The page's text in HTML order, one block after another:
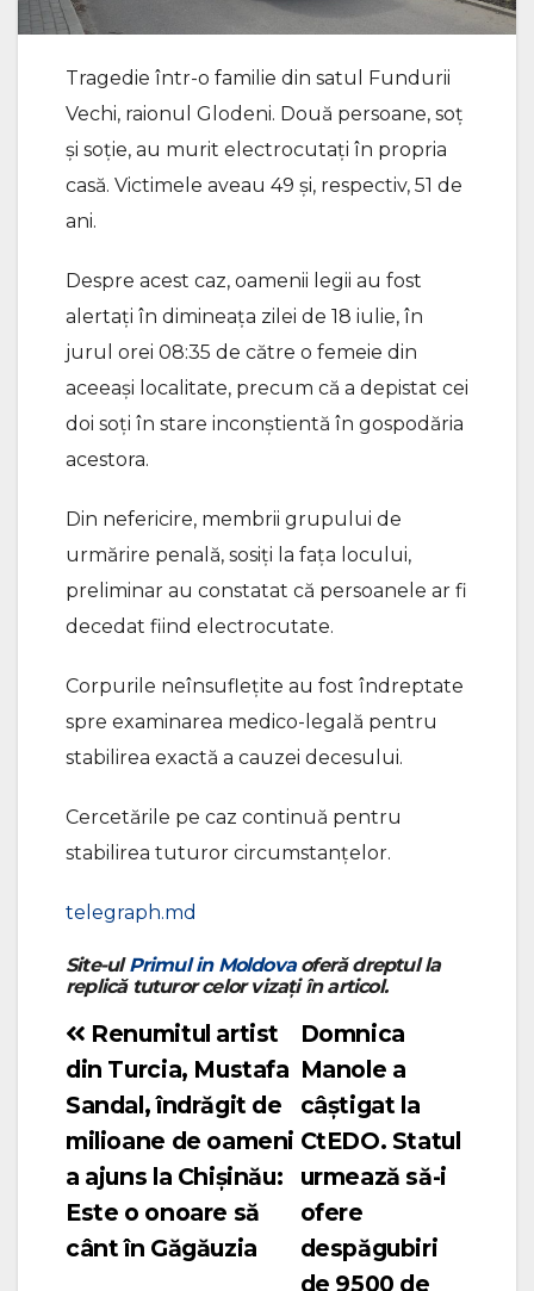
Tragedie într-o familie din satul Fundurii
Vechi, raionul Glodeni. Două persoane, soț
și soție, au murit electrocutați în propria
casă. Victimele aveau 49 și, respectiv, 51 de
ani.
Despre acest caz, oamenii legii au fost
alertați în dimineața zilei de 18 iulie, în
jurul orei 08:35 de către o femeie din
aceeași localitate, precum că a depistat cei
doi soți în stare inconștientă în gospodăria
acestora.
Din nefericire, membrii grupului de
urmărire penală, sosiți la fața locului,
preliminar au constatat că persoanele ar fi
decedat fiind electrocutate.
Corpurile neînsuflețite au fost îndreptate
spre examinarea medico-legală pentru
stabilirea exactă a cauzei decesului.
Cercetările pe caz continuă pentru
stabilirea tuturor circumstanțelor.
telegraph.md
Site-ulPrimul in Moldovaoferă dreptul la
replică tuturor celor vizați în articol.
Navigare
în
articole
Domnica
Manole a
câștigat la
CtEDO. Statul
urmează să-i
ofere
despăgubiri
de 9500 de
Renumitul artist
din Turcia, Mustafa
Sandal, îndrăgit de
milioane de oameni
a ajuns la Chișinău:
Este o onoare să
cânt în Găgăuzia